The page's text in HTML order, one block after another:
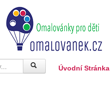
Úvodní Stránka